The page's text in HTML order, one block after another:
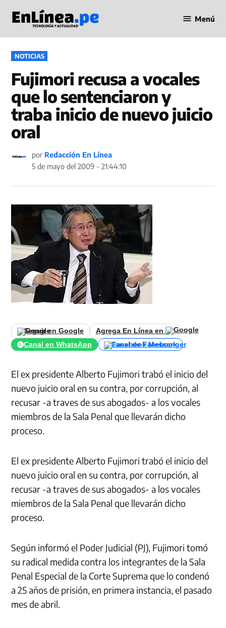
contenido
en Línea
Menú
PUBLICADO
EN
NOTICIAS
Fujimori recusa a vocales
que lo sentenciaron y
traba inicio de nuevo juicio
oral
por Redacción En Línea
5 de mayo del 2009 - 21:44:10
Seguir en Google
Agrega En Línea en
Canal en WhatsApp
Canal de Facebook
El ex presidente Alberto Fujimori trabó el inicio del
nuevo juicio oral en su contra, por corrupción, al
recusar -a traves de sus abogados- a los vocales
miembros de la Sala Penal que llevarán dicho
proceso.
El ex presidente Alberto Fujimori trabó el inicio del
nuevo juicio oral en su contra, por corrupción, al
recusar -a traves de sus abogados- a los vocales
miembros de la Sala Penal que llevarán dicho
proceso.
Según informó el Poder Judicial (PJ), Fujimori tomó
su radical medida contra los integrantes de la Sala
Penal Especial de la Corte Suprema que lo condenó
a 25 años de prisión, en primera instancia, el pasado
mes de abril.